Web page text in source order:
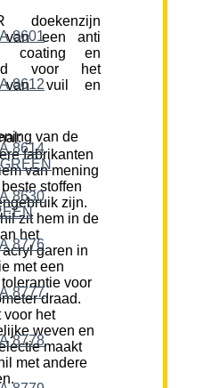
doekenzijn
van een anti
coating en
voor het
van vuil en
fabrikanten
van mening
stoffen
zijn.
zit hem in de
het
garen in
met een
voor
draad.
voor het
weven en
maakt
met andere